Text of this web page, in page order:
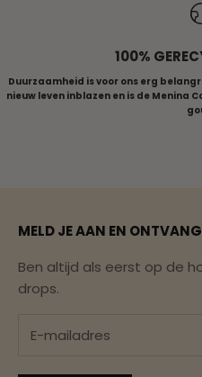
100%
Duurzaamheid is voor ons erg
nieuw leven inblazen en is de Menina
MELD JE AAN EN
Ben altijd als eerst op de
drops.